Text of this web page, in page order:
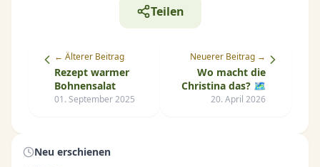
Teilen
← Älterer Beitrag
Rezept warmer
Bohnensalat
01. September 2025
Neuerer Beitrag →
Wo macht die
Christina das? 🗺️
20. April 2026
Neu erschienen